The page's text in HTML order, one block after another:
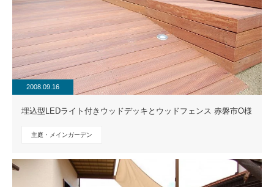
2008.09.16
埋込型LEDライト付きウッドデッキとウッドフェンス 赤磐市O様
主庭・メインガーデン